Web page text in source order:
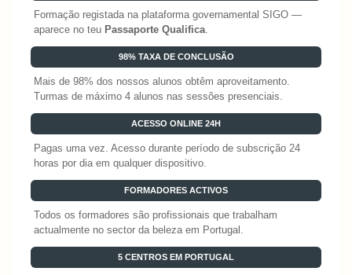
Formação registada na plataforma governamental SIGO —
aparece no teu Passaporte Qualifica.
98% TAXA DE CONCLUSÃO
Mais de 98% dos nossos alunos obtêm aproveitamento.
Turmas de máximo 4 alunos nas sessões presenciais.
ACESSO ONLINE 24H
Pagas uma vez. Acesso durante período de subscrição 24
horas por dia em qualquer dispositivo.
FORMADORES ACTIVOS
Todos os formadores são profissionais que trabalham
actualmente no sector da beleza em Portugal.
5 CENTROS EM PORTUGAL